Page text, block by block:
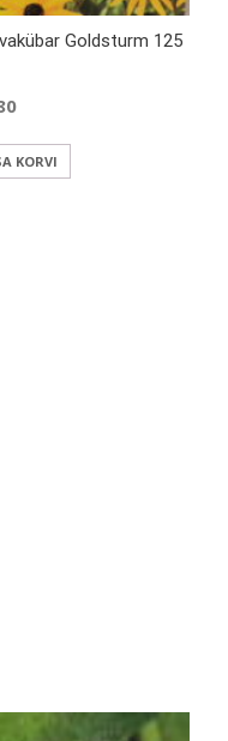
Goldsturm 125
KORVI